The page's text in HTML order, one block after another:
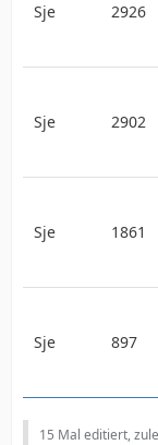
Sje 2926
Sje 2902
Sje 1861
Sje 897
15 Mal editiert,